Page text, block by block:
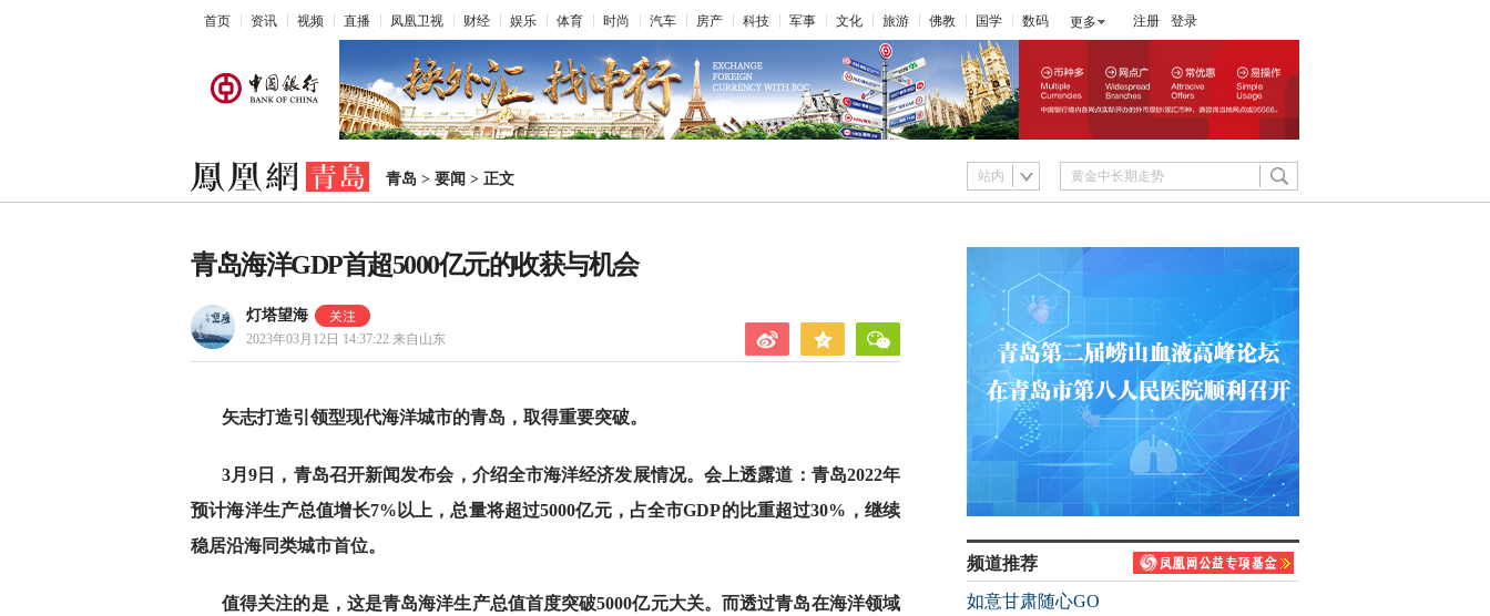
首页 资讯 视频 直播 凤凰卫视 财经 娱乐 体育 时尚 汽车 房产 科技 军事 文化 旅游 佛教 国学 数码 更多 注册 登录
青岛 > 要闻 > 正文 站内
青岛海洋GDP首超5000亿元的收获与机会
灯塔望海
2023年03月12日 14:37:22 来自山东
矢志打造引领型现代海洋城市的青岛，取得重要突破。
3月9日，青岛召开新闻发布会，介绍全市海洋经济发展情况。会上透露道：青岛2022年
预计海洋生产总值增长7%以上，总量将超过5000亿元，占全市GDP的比重超过30%，继续
稳居沿海同类城市首位。
值得关注的是，这是青岛海洋生产总值首度突破5000亿元大关。而透过青岛在海洋领域
频道推荐
如意甘肃随心GO